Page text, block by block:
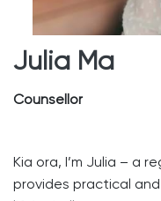
Julia Ma
Counsellor
Kia ora, I’m Julia – a
provides practical